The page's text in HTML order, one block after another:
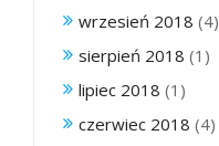
wrzesień 2018 (4)
sierpień 2018 (1)
lipiec 2018 (1)
czerwiec 2018 (4)